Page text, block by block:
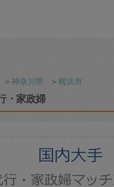
＞神奈川県 ＞横浜市
・家政婦